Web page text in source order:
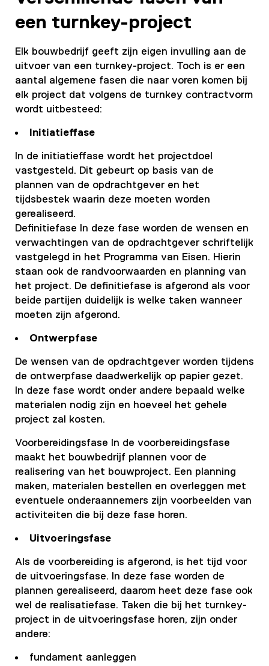
een turnkey-project
Elk bouwbedrijf geeft zijn eigen invulling aan de
uitvoer van een turnkey-project. Toch is er een
aantal algemene fasen die naar voren komen bij
elk project dat volgens de turnkey contractvorm
wordt uitbesteed:
Initiatieffase
In de initiatieffase wordt het projectdoel
vastgesteld. Dit gebeurt op basis van de
plannen van de opdrachtgever en het
tijdsbestek waarin deze moeten worden
gerealiseerd.
Definitiefase In deze fase worden de wensen en
verwachtingen van de opdrachtgever schriftelijk
vastgelegd in het Programma van Eisen. Hierin
staan ook de randvoorwaarden en planning van
het project. De definitiefase is afgerond als voor
beide partijen duidelijk is welke taken wanneer
moeten zijn afgerond.
Ontwerpfase
De wensen van de opdrachtgever worden tijdens
de ontwerpfase daadwerkelijk op papier gezet.
In deze fase wordt onder andere bepaald welke
materialen nodig zijn en hoeveel het gehele
project zal kosten.
Voorbereidingsfase In de voorbereidingsfase
maakt het bouwbedrijf plannen voor de
realisering van het bouwproject. Een planning
maken, materialen bestellen en overleggen met
eventuele onderaannemers zijn voorbeelden van
activiteiten die bij deze fase horen.
Uitvoeringsfase
Als de voorbereiding is afgerond, is het tijd voor
de uitvoeringsfase. In deze fase worden de
plannen gerealiseerd, daarom heet deze fase ook
wel de realisatiefase. Taken die bij het turnkey-
project in de uitvoeringsfase horen, zijn onder
andere:
fundament aanleggen